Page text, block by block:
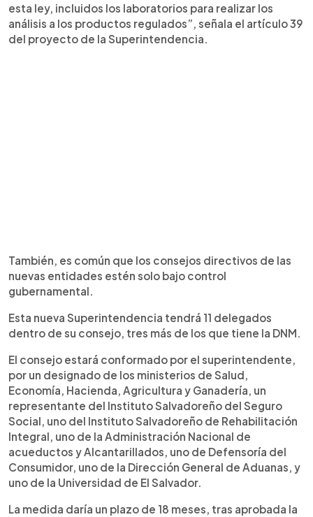
esta ley, incluidos los laboratorios para realizar los
análisis a los productos regulados”, señala el artículo 39
del proyecto de la Superintendencia.
También, es común que los consejos directivos de las
nuevas entidades estén solo bajo control
gubernamental.
Esta nueva Superintendencia tendrá 11 delegados
dentro de su consejo, tres más de los que tiene la DNM.
El consejo estará conformado por el superintendente,
por un designado de los ministerios de Salud,
Economía, Hacienda, Agricultura y Ganadería, un
representante del Instituto Salvadoreño del Seguro
Social, uno del Instituto Salvadoreño de Rehabilitación
Integral, uno de la Administración Nacional de
acueductos y Alcantarillados, uno de Defensoría del
Consumidor, uno de la Dirección General de Aduanas, y
uno de la Universidad de El Salvador.
La medida daría un plazo de 18 meses, tras aprobada la